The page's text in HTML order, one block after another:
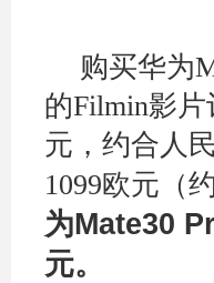
购买华为
的Filmin影片
元，约合人
1099欧元（
为Mate30
元。